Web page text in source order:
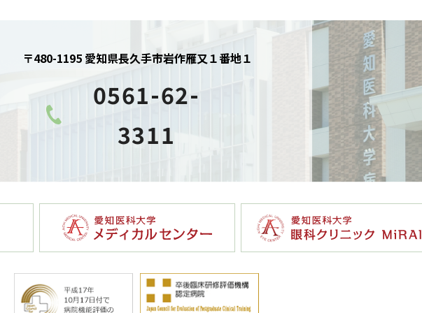
〒480-1195 愛知県長久手市岩作雁又１番地１
0561-62-
3311